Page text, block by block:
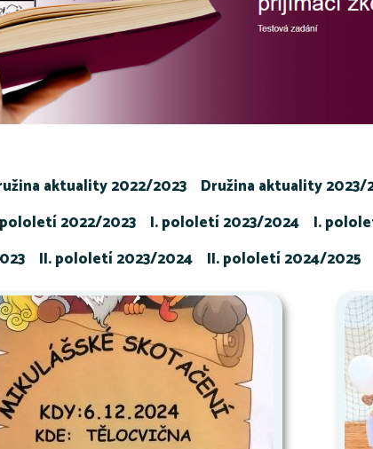
aktuality 2022/2023 Družina aktuality 2023/
2022/2023 I. pololetí 2023/2024 I.
II. pololetí 2023/2024 II. pololetí 2024/2025